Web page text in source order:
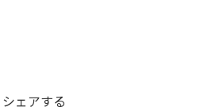
シェアする